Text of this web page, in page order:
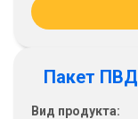
Пакет
Вид продукта: